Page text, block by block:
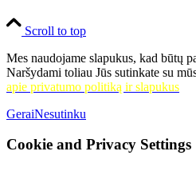
Scroll to top
Mes naudojame slapukus, kad būtų
Naršydami toliau Jūs sutinkate su
apie privatumo politiką ir slapukus
GeraiNesutinku
Cookie and Privacy Settings